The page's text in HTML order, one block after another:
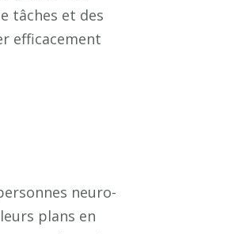
tâches et des
efficacement
neuro-
plans en